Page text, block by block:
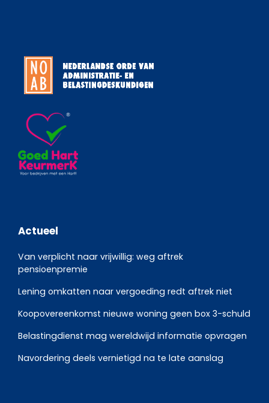
Actueel
Van verplicht naar vrijwillig: weg aftrek
pensioenpremie
Lening omkatten naar vergoeding redt aftrek niet
Koopovereenkomst nieuwe woning geen box 3-schuld
Belastingdienst mag wereldwijd informatie opvragen
Navordering deels vernietigd na te late aanslag